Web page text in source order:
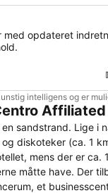
opdateret
intelligens og er
sandstrand. Lige
diskoteker (ca. 1
mens der er
måtte have. Der
et